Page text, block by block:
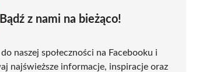
Bądź z nami na bieżąco!
do naszej społeczności na Facebooku i
najświeższe informacje, inspiracje oraz